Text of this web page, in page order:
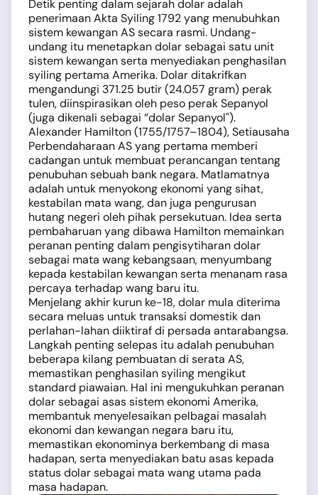
Detik penting dalam sejarah dolar adalah
penerimaan Akta Syiling 1792 yang menubuhkan
sistem kewangan AS secara rasmi. Undang-
undang itu menetapkan dolar sebagai satu unit
sistem kewangan serta menyediakan penghasilan
syiling pertama Amerika. Dolar ditakrifkan
mengandungi 371.25 butir (24.057 gram) perak
tulen, diinspirasikan oleh peso perak Sepanyol
(juga dikenali sebagai “dolar Sepanyol").
Alexander Hamilton (1755/1757–1804), Setiausaha
Perbendaharaan AS yang pertama memberi
cadangan untuk membuat perancangan tentang
penubuhan sebuah bank negara. Matlamatnya
adalah untuk menyokong ekonomi yang sihat,
kestabilan mata wang, dan juga pengurusan
hutang negeri oleh pihak persekutuan. Idea serta
pembaharuan yang dibawa Hamilton memainkan
peranan penting dalam pengisytiharan dolar
sebagai mata wang kebangsaan, menyumbang
kepada kestabilan kewangan serta menanam rasa
percaya terhadap wang baru itu.
Menjelang akhir kurun ke-18, dolar mula diterima
secara meluas untuk transaksi domestik dan
perlahan-lahan diiktiraf di persada antarabangsa.
Langkah penting selepas itu adalah penubuhan
beberapa kilang pembuatan di serata AS,
memastikan penghasilan syiling mengikut
standard piawaian. Hal ini mengukuhkan peranan
dolar sebagai asas sistem ekonomi Amerika,
membantuk menyelesaikan pelbagai masalah
ekonomi dan kewangan negara baru itu,
memastikan ekonominya berkembang di masa
hadapan, serta menyediakan batu asas kepada
status dolar sebagai mata wang utama pada
masa hadapan.